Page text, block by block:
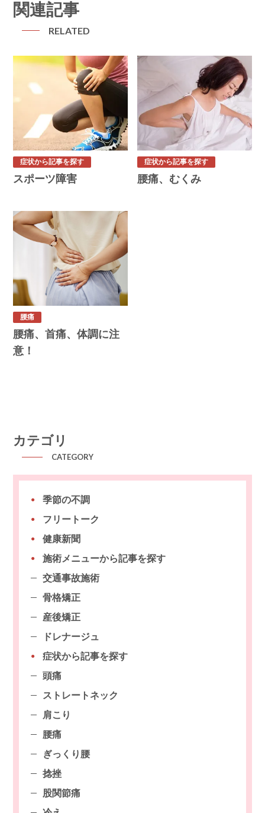
関連記事
RELATED
症状から記事を探す
スポーツ障害
症状から記事を探す
腰痛、むくみ
腰痛
腰痛、首痛、体調に注
意！
カテゴリ
CATEGORY
季節の不調
フリートーク
健康新聞
施術メニューから記事を探す
交通事故施術
骨格矯正
産後矯正
ドレナージュ
症状から記事を探す
頭痛
ストレートネック
肩こり
腰痛
ぎっくり腰
捻挫
股関節痛